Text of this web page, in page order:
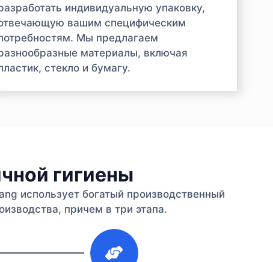
индивидуальную упаковку,
вашим специфическим
Мы предлагаем
материалы, включая
стекло и бумагу.
гигиены
использует богатый производственный
причем в три этапа.